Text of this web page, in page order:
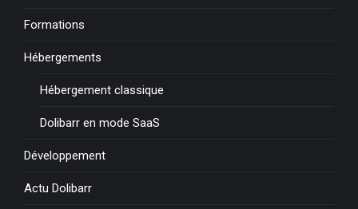
Formations
Hébergements
Hébergement classique
Dolibarr en mode SaaS
Développement
Actu Dolibarr